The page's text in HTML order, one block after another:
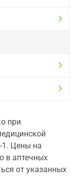
при
1. Цены на
в аптечных
от указанных